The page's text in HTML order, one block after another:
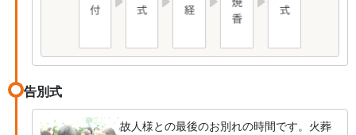
告別式
故人様との最後のお別れの時間です。火葬